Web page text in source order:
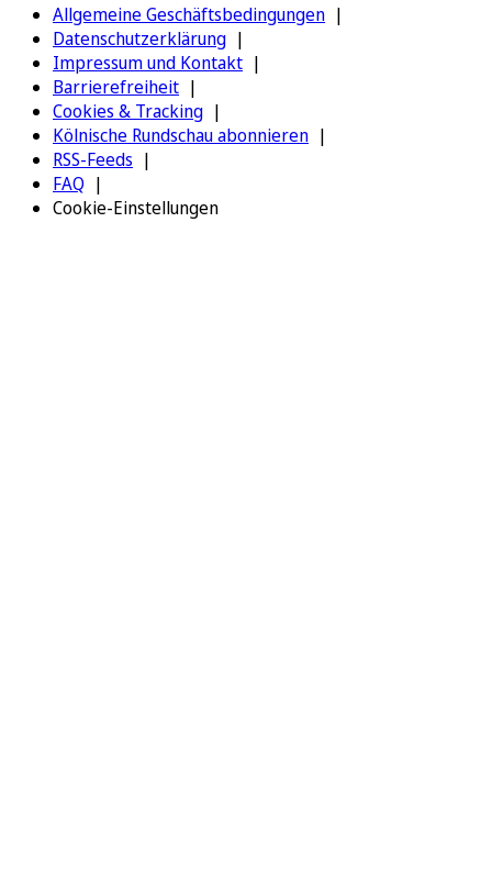
Allgemeine Geschäftsbedingungen
Datenschutzerklärung
Impressum und Kontakt
Barrierefreiheit
Cookies & Tracking
Kölnische Rundschau abonnieren
RSS-Feeds
FAQ
Cookie-Einstellungen